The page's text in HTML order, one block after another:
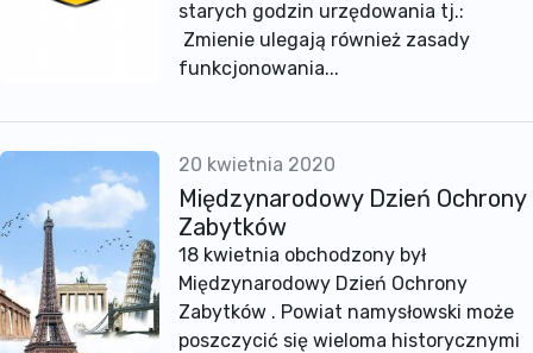
starych godzin urzędowania tj.:
Zmienie ulegają również zasady
funkcjonowania...
20 kwietnia 2020
Międzynarodowy Dzień Ochrony
Zabytków
18 kwietnia obchodzony był
Międzynarodowy Dzień Ochrony
Zabytków . Powiat namysłowski może
poszczycić się wieloma historycznymi